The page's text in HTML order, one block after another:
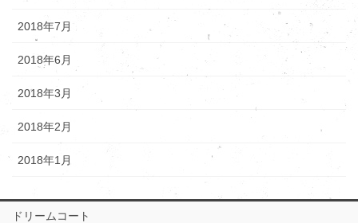
2018年7月
2018年6月
2018年3月
2018年2月
2018年1月
ドリームコート